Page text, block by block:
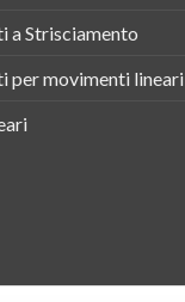
a Strisciamento
per movimenti lineari